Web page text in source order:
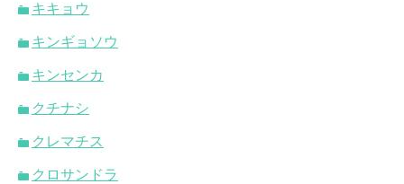
キキョウ
キンギョソウ
キンセンカ
クチナシ
クレマチス
クロサンドラ